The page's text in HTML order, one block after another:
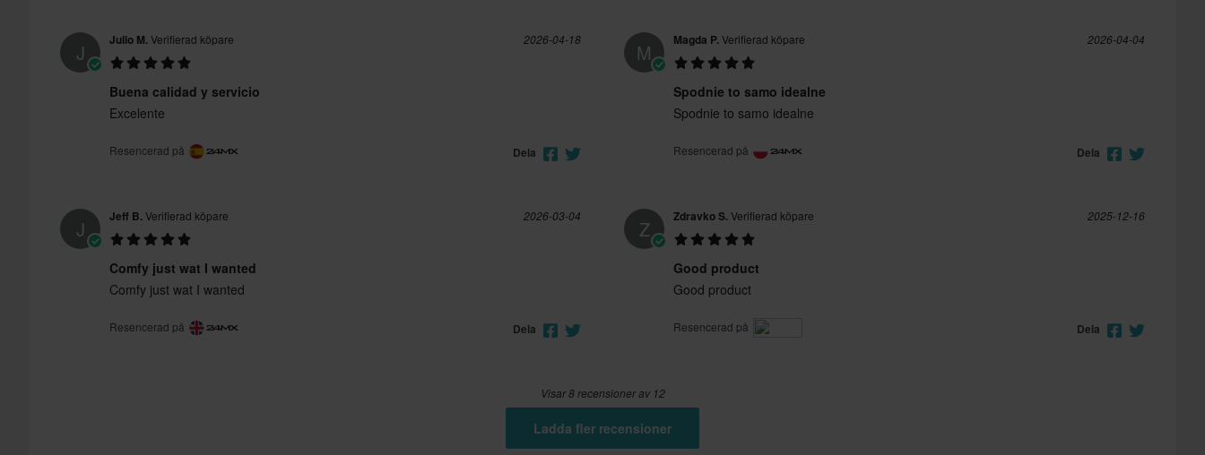
J Julio M.Verifierad köpare 2026-04-18
Buena calidad y servicio
Excelente
Resencerad på Dela
M Magda P.Verifierad köpare 2026-04-04
Spodnie to samo idealne
Spodnie to samo idealne
Resencerad på Dela
J Jeff B.Verifierad köpare 2026-03-04
Comfy just wat I wanted
Comfy just wat I wanted
Resencerad på Dela
Z Zdravko S.Verifierad köpare 2025-12-16
Good product
Good product
Resencerad på Dela
Visar 8 recensioner av 12
Ladda fler recensioner